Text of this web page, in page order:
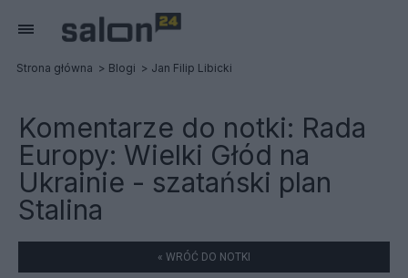
Strona główna Blogi Jan Filip Libicki
Komentarze do notki: Rada
Europy: Wielki Głód na
Ukrainie - szatański plan
Stalina
« WRÓĆ DO NOTKI